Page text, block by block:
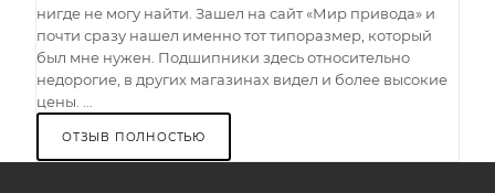
нигде не могу найти. Зашел на сайт «Мир привода» и
почти сразу нашел именно тот типоразмер, который
был мне нужен. Подшипники здесь относительно
недорогие, в других магазинах видел и более высокие
цены. ...
ОТЗЫВ ПОЛНОСТЬЮ